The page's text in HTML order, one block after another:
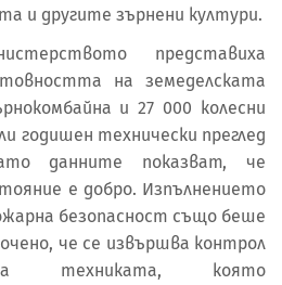
и другите зърнени култури.
представиха
на земеделската
и 27 000 колесни
годишен технически преглед
данните показват, че
е добро. Изпълнението
безопасност също беше
че се извършва контрол
която